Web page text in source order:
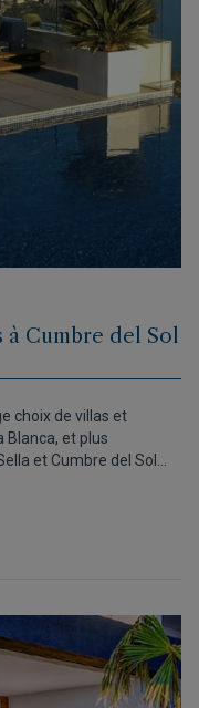
à Cumbre del Sol
choix de villas et
Blanca, et plus
et Cumbre del Sol